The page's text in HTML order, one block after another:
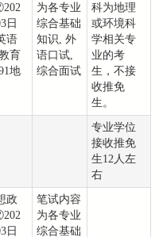
日
语
育
地
为各专业
综合基础
知识, 外
语口试,
综合面试
科为地理
或环境科
学相关专
业的考
生，不接
收推免
生。
专业学位
接收推免
生12人左
右
政
日
笔试内容
为各专业
综合基础